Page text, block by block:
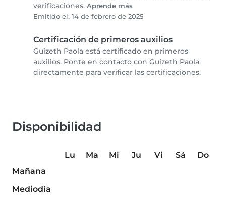
verificaciones. Aprende más
Emitido el: 14 de febrero de 2025
Certificación de primeros auxilios
Guizeth Paola está certificado en primeros
auxilios. Ponte en contacto con Guizeth Paola
directamente para verificar las certificaciones.
Disponibilidad
Lu Ma Mi Ju Vi Sá
Do
Mañana
Mediodía